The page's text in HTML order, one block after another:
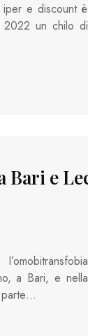
iper e discount è
2022 un chilo di
Bari e
a Bari, e nella
parte…